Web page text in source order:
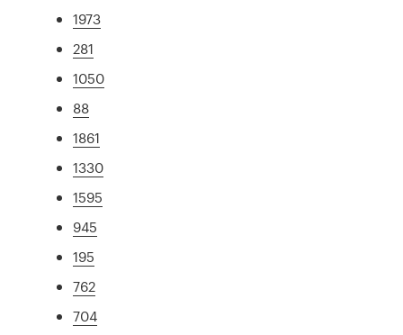
1973
281
1050
88
1861
1330
1595
945
195
762
704